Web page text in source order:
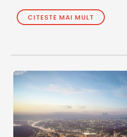
CITESTE MAI MULT